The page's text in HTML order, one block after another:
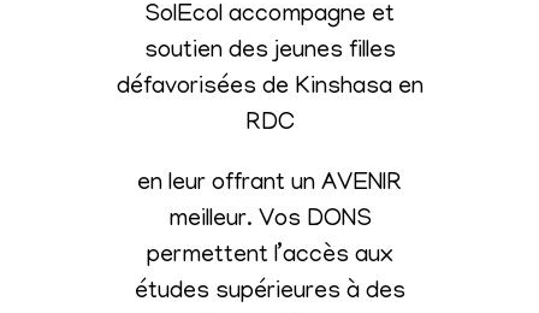
SolEcol accompagne et
soutien des jeunes filles
défavorisées de Kinshasa en
RDC
en leur offrant un AVENIR
meilleur. Vos DONS
permettent l’accès aux
études supérieures à des